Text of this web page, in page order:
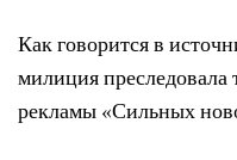
Как говорится в
милиция преследовала
рекламы «Сильных